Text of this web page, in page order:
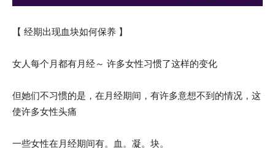
【 经期出现血块如何保养 】
女人每个月都有月经～ 许多女性习惯了这样的变化
但她们不习惯的是，在月经期间，有许多意想不到的情况，这
使许多女性头痛
一些女性在月经期间有。血。凝。块。